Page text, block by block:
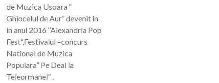
de Muzica Usoara “
Ghiocelul de Aur” devenit in
in anul 2016 ‘’Alexandria Pop
Fest“,Festivalul –concurs
National de Muzica
Populara” Pe Deal la
Teleormanel” .